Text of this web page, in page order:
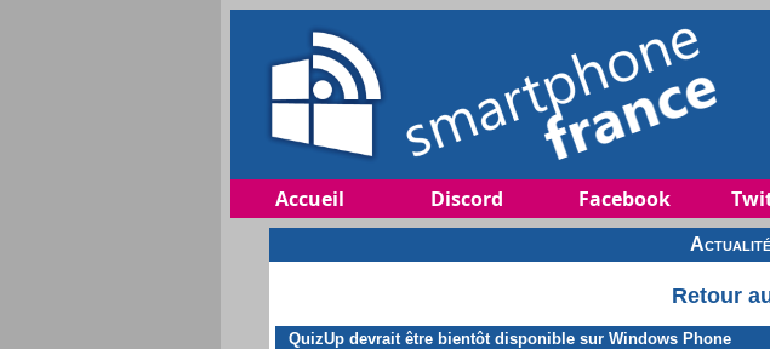
Accueil Discord Facebook
Actualité
Retour
QuizUp devrait être bientôt disponible sur Windows Phone